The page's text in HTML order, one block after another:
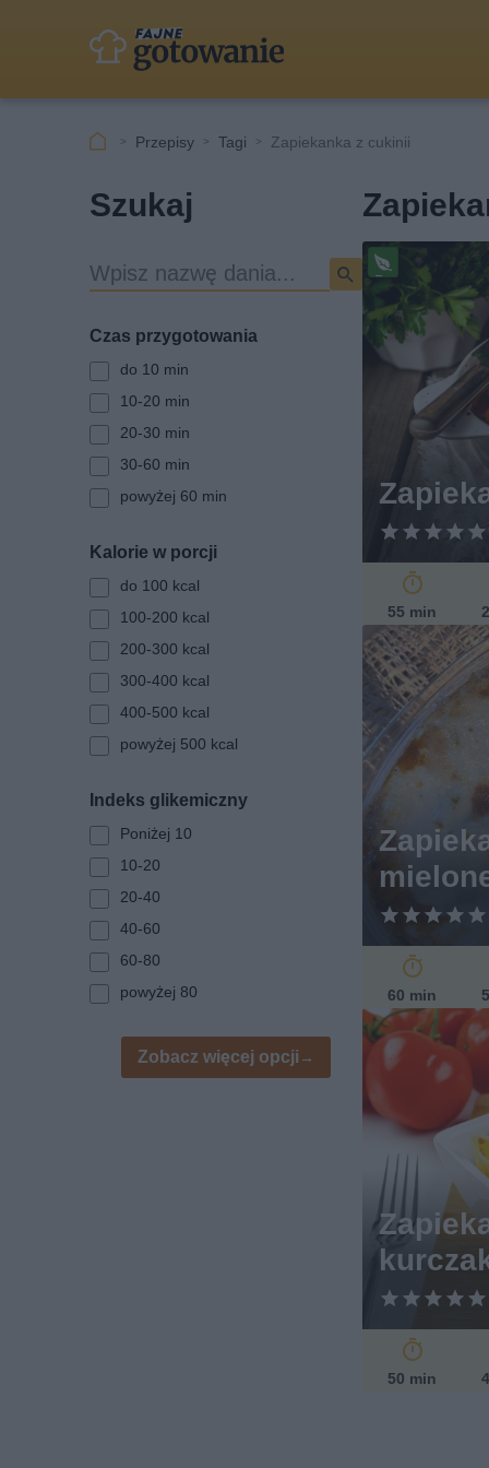
Przepisy Tagi Zapiekanka z cukinii
Pr
pi
55 min
60 min
50 min
Szukaj
W
y
Czas przygotowania
do 10 min
10-20 min
20-30 min
30-60 min
powyżej 60 min
Kalorie w porcji
do 100 kcal
100-200 kcal
200-300 kcal
300-400 kcal
400-500 kcal
powyżej 500 kcal
Indeks glikemiczny
Poniżej 10
10-20
20-40
40-60
60-80
powyżej 80
Zobacz więcej opcji